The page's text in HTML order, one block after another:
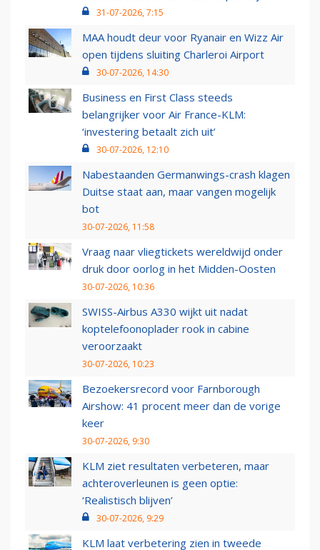
31-07-2026, 7:15
MAA houdt deur voor Ryanair en Wizz Air
open tijdens sluiting Charleroi Airport
30-07-2026, 14:30
Business en First Class steeds
belangrijker voor Air France-KLM:
‘investering betaalt zich uit’
30-07-2026, 12:10
Nabestaanden Germanwings-crash klagen
Duitse staat aan, maar vangen mogelijk
bot
30-07-2026, 11:58
Vraag naar vliegtickets wereldwijd onder
druk door oorlog in het Midden-Oosten
30-07-2026, 10:36
SWISS-Airbus A330 wijkt uit nadat
koptelefoonoplader rook in cabine
veroorzaakt
30-07-2026, 10:23
Bezoekersrecord voor Farnborough
Airshow: 41 procent meer dan de vorige
keer
30-07-2026, 9:30
KLM ziet resultaten verbeteren, maar
achteroverleunen is geen optie:
‘Realistisch blijven’
30-07-2026, 9:29
KLM laat verbetering zien in tweede